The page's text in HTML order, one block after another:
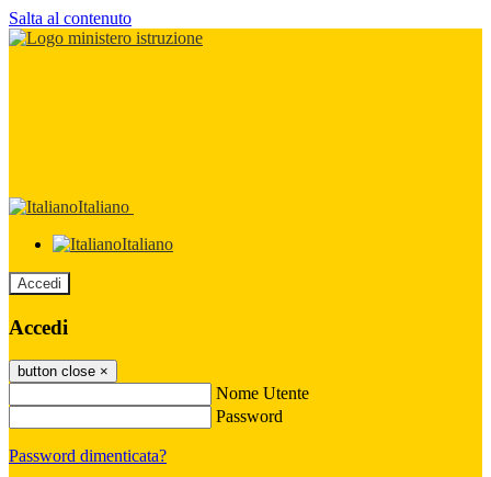
Salta al contenuto
Italiano
Italiano
Accedi
Accedi
button close ×
Nome Utente
Password
Password dimenticata?